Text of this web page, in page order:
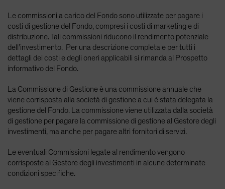
Le commissioni a carico del Fondo sono utilizzate per pagare i
costi di gestione del Fondo, compresi i costi di marketing e di
distribuzione. Tali commissioni riducono il rendimento potenziale
dell’investimento. Per una descrizione completa e per tutti i
dettagli dei costi e degli oneri applicabili si rimanda al Prospetto
informativo del Fondo.
La Commissione di Gestione è una commissione annuale che
viene corrisposta alla società di gestione a cui è stata delegata la
gestione del Fondo. La commissione viene utilizzata dalla società
di gestione per pagare la commissione di gestione al Gestore degli
investimenti, ma anche per pagare altri fornitori di servizi.
Le eventuali Commissioni legate al rendimento vengono
corrisposte al Gestore degli investimenti in alcune determinate
condizioni specifiche.